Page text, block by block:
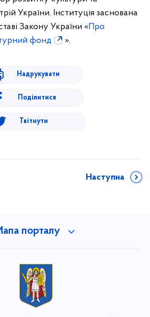
України. Інституція заснована
Закону України «Про
фонд
».
Надрукувати
Поділитися
Твітнути
Наступна
порталу